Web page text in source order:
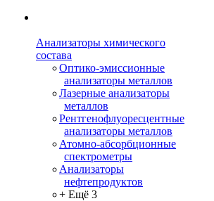
Анализаторы химического
состава
Оптико-эмиссионные
анализаторы металлов
Лазерные анализаторы
металлов
Рентгенофлуоресцентные
анализаторы металлов
Атомно-абсорбционные
спектрометры
Анализаторы
нефтепродуктов
+ Ещё 3